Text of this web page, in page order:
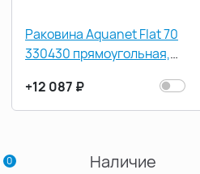
Раковина Aquanet Flat 70
330430 прямоугольная,
+12 087 ₽
0 Наличие